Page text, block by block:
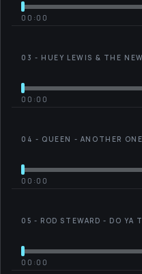
00:00
03 - HUEY LEWIS & THE
00:00
04 - QUEEN - ANOTHER
00:00
05 - ROD STEWARD - DO YA
00:00